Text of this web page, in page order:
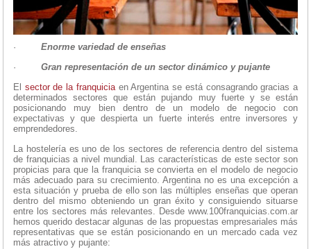
· Enorme variedad de enseñas
· Gran representación de un sector dinámico y pujante
El sector de la franquiciaen Argentina se está consagrando gracias a
determinados sectores que están pujando muy fuerte y se están
posicionando muy bien dentro de un modelo de negocio con
expectativas y que despierta un fuerte interés entre inversores y
emprendedores.
La hostelería es uno de los sectores de referencia dentro del sistema
de franquicias a nivel mundial. Las características de este sector son
propicias para que la franquicia se convierta en el modelo de negocio
más adecuado para su crecimiento. Argentina no es una excepción a
esta situación y prueba de ello son las múltiples enseñas que operan
dentro del mismo obteniendo un gran éxito y consiguiendo situarse
entre los sectores más relevantes. Desde www.100franquicias.com.ar
hemos querido destacar algunas de las propuestas empresariales más
representativas que se están posicionando en un mercado cada vez
más atractivo y pujante: